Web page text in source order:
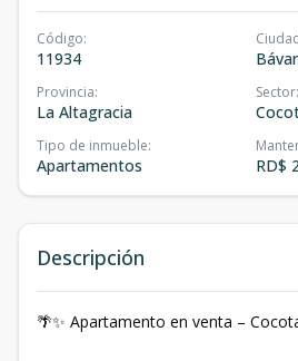
Código:
11934
Provincia:
La Altagracia
Sector:
Tipo de inmueble:
Apartamentos RD$
Descripción
🌴✨ Apartamento en venta –